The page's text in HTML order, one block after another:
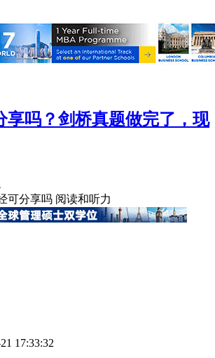
享吗？剑桥真题做完了，现
可分享吗 阅读和听力
17:33:32